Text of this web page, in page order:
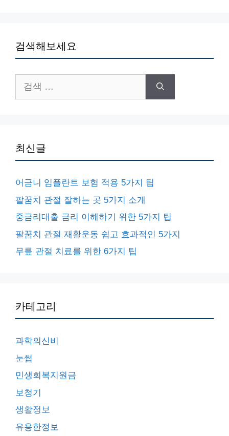
검색해보세요
색:
최신글
어금니 임플란트 보험 적용 5가지 팁
팔꿈치 관절 잘하는 곳 5가지 소개
중금리대출 금리 이해하기 위한 5가지 팁
팔꿈치 관절 재활운동 쉽고 효과적인 5가지
무릎 관절 치료를 위한 6가지 팁
카테고리
과학의신비
눈썹
민생회복지원금
보청기
생활정보
유용한정보